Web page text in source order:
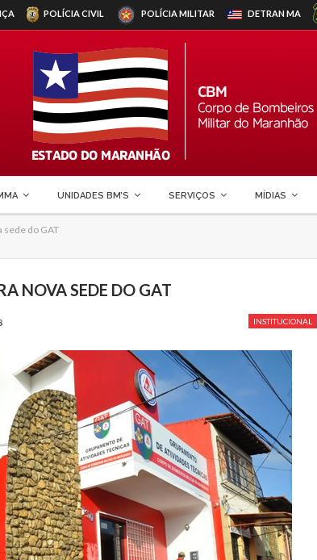
POLÍCIA CIVIL POLÍCIA MILITAR DETRANMA
UNIDADES BM’S SERVIÇOS MÍDIAS
sede do GAT
NOVA SEDE DO GAT
INSTITUCIONAL